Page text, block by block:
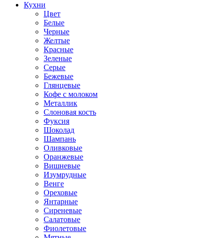
Кухни
Цвет
Белые
Черные
Желтые
Красные
Зеленые
Серые
Бежевые
Глянцевые
Кофе с молоком
Металлик
Слоновая кость
Фуксия
Шоколад
Шампань
Оливковые
Оранжевые
Вишневые
Изумрудные
Венге
Ореховые
Янтарные
Сиреневые
Салатовые
Фиолетовые